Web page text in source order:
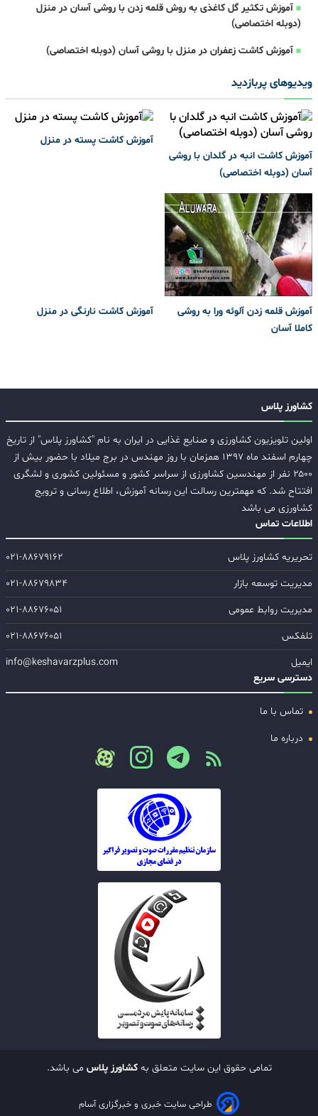
آموزش تکثیر گل کاغذی به روش قلمه زدن با روشی آسان در منزل
(دوبله اختصاصی)
آموزش کاشت زعفران در منزل با روشی آسان (دوبله اختصاصی)
ویدیوهای پربازدید
آموزش کاشت انبه در گلدان با روشی
آسان (دوبله اختصاصی)
آموزش کاشت پسته در منزل
آموزش قلمه زدن آلوئه ورا به روشی
کاملا آسان
آموزش کاشت نارنگی در منزل
کشاورز پلاس
اولین تلویزیون کشاورزی و صنایع غذایی در ایران به نام "کشاورز پلاس" از تاریخ
چهارم اسفند ماه ۱۳۹۷ همزمان با روز مهندس در برج میلاد با حضور بیش از
۲۵۰۰ نفر از مهندسین کشاورزی از سراسر کشور و مسئولین کشوری و لشگری
افتتاح شد. که مهمترین رسالت این رسانه آموزش، اطلاع رسانی و ترویج
کشاورزی می باشد
اطلاعات تماس
تحریریه کشاورز پلاس
۰۲۱-۸۸۶۷۹۱۶۲
مدیریت توسعه بازار
۰۲۱-۸۸۶۷۹۸۳۴
مدیریت روابط عمومی
۰۲۱-۸۸۶۷۶۰۵۱
تلفکس
۰۲۱-۸۸۶۷۶۰۵۱
ایمیل
info@keshavarzplus.com
دسترسی سریع
تماس با ما
درباره ما
تمامی حقوق این سایت متعلق بهکشاورز پلاس می باشد.
طراحی سایت خبری و خبرگزاری آسام